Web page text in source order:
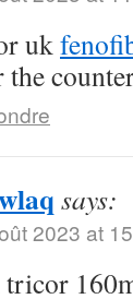
uk
the
says:
2023 at